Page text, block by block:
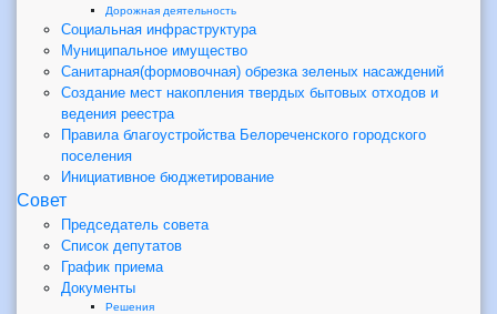
Дорожная деятельность
Социальная инфраструктура
Муниципальное имущество
Санитарная(формовочная) обрезка зеленых насаждений
Создание мест накопления твердых бытовых отходов и
ведения реестра
Правила благоустройства Белореченского городского
поселения
Инициативное бюджетирование
Совет
Председатель совета
Список депутатов
График приема
Документы
Решения